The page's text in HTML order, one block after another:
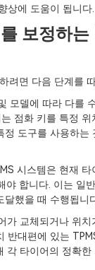
상에 도움이 됩니다.
보정하는
려면 다음 단계를
모델에 따라 다를
점화 키를 특정 위
정 도구를 사용하는
시스템은 현재 타
야 합니다. 이는 일
달했을 때 수행됩니
가 교체되거나 위치
반대편에 있는
각 타이어의 정확한